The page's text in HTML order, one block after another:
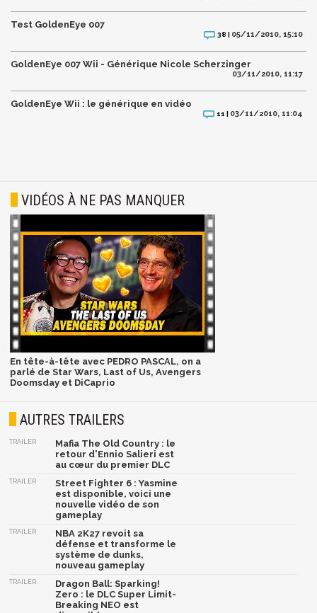
Test GoldenEye 007
38 | 05/11/2010, 15:10
GoldenEye 007 Wii - Générique Nicole Scherzinger
03/11/2010, 11:17
GoldenEye Wii : le générique en vidéo
11 | 03/11/2010, 11:04
VIDÉOS À NE PAS MANQUER
En tête-à-tête avec PEDRO PASCAL, on a
parlé de Star Wars, Last of Us, Avengers
Doomsday et DiCaprio
AUTRES TRAILERS
TRAILER
Mafia The Old Country : le
retour d'Ennio Salieri est
au cœur du premier DLC
TRAILER
Street Fighter 6 : Yasmine
est disponible, voici une
nouvelle vidéo de son
gameplay
TRAILER
NBA 2K27 revoit sa
défense et transforme le
système de dunks,
nouveau gameplay
TRAILER
Dragon Ball: Sparking!
Zero : le DLC Super Limit-
Breaking NEO est